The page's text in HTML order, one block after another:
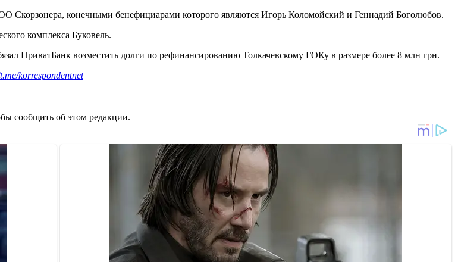
Скорзонера, конечными бенефициарами которого являются Игорь Коломойский и Геннадий Боголюбов.
комплекса Буковель.
ПриватБанк возместить долги по рефинансированию Толкачевскому ГОКу в размере более 8 млн грн.
korrespondentnet
сообщить об этом редакции.